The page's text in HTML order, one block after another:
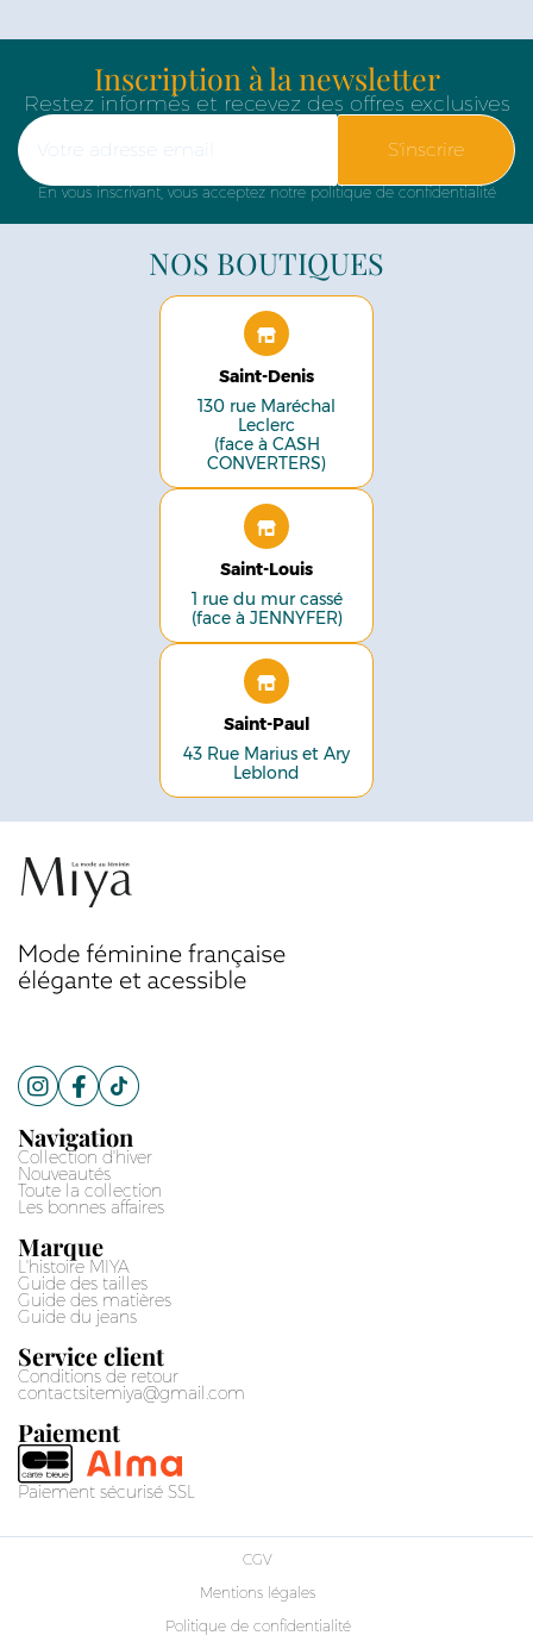
Inscription à la newsletter
Restez informés et recevez des offres exclusives
S'inscrire
En vous inscrivant, vous acceptez notre politique de confidentialité
NOS BOUTIQUES
Saint-Denis
130 rue Maréchal
Leclerc
(face à CASH
CONVERTERS)
Saint-Louis
1 rue du mur cassé
(face à JENNYFER)
Saint-Paul
43 Rue Marius et Ary
Leblond
Navigation
Collection d'hiver
Nouveautés
Toute la collection
Les bonnes affaires
Marque
L'histoire MIYA
Guide des tailles
Guide des matières
Guide du jeans
Service client
Conditions de retour
contactsitemiya@gmail.com
Paiement
Paiement sécurisé SSL
CGV
Mentions légales
Politique de confidentialité